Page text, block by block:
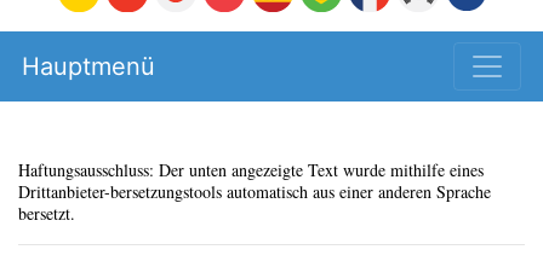
Hauptmenü
Haftungsausschluss: Der unten angezeigte Text wurde mithilfe eines
Drittanbieter-bersetzungstools automatisch aus einer anderen Sprache
bersetzt.